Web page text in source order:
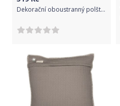
Dekorační oboustranný polštářek - HVĚZDIČKA vzor č. 4